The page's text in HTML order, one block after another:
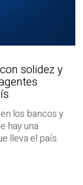
solidez y
los bancos y
hay una
lleva el país.